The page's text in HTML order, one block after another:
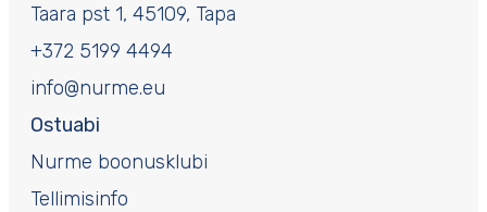
Ostuabi
Nurme boonusklubi
Tellimisinfo
Taara pst 1, 45109, Tapa
+372 5199 4494
info@nurme.eu